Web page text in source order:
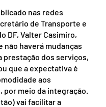
nas redes
de Transporte e
DF, Valter Casimiro,
não haverá mudanças
prestação dos serviços,
que a expectativa é
aos
por meio da integração.
vai facilitar a